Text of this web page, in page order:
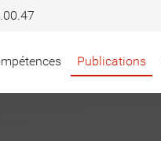
Publications